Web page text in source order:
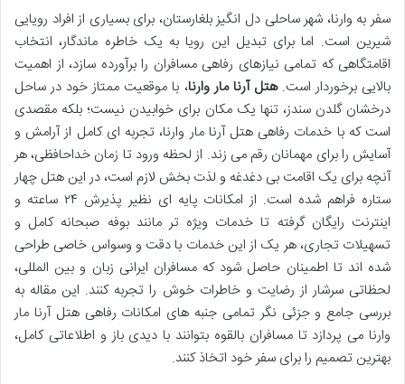
سفر به وارنا، شهر ساحلی دل انگیز بلغارستان، برای بسیاری از افراد رویایی
شیرین است. اما برای تبدیل این رویا به یک خاطره ماندگار، انتخاب
اقامتگاهی که تمامی نیازهای رفاهی مسافران را برآورده سازد، از اهمیت
بالایی برخوردار است.هتل آرنا مار وارنا، با موقعیت ممتاز خود در ساحل
درخشان گلدن سندز، تنها یک مکان برای خوابیدن نیست؛ بلکه مقصدی
است که با خدمات رفاهی هتل آرنا مار وارنا، تجربه ای کامل از آرامش و
آسایش را برای مهمانان رقم می زند. از لحظه ورود تا زمان خداحافظی، هر
آنچه برای یک اقامت بی دغدغه و لذت بخش لازم است، در این هتل چهار
ستاره فراهم شده است. از امکانات پایه ای نظیر پذیرش ۲۴ ساعته و
اینترنت رایگان گرفته تا خدمات ویژه تر مانند بوفه صبحانه کامل و
تسهیلات تجاری، هر یک از این خدمات با دقت و وسواس خاصی طراحی
شده اند تا اطمینان حاصل شود که مسافران ایرانی زبان و بین المللی،
لحظاتی سرشار از رضایت و خاطرات خوش را تجربه کنند. این مقاله به
بررسی جامع و جزئی نگر تمامی جنبه های امکانات رفاهی هتل آرنا مار
وارنا می پردازد تا مسافران بالقوه بتوانند با دیدی باز و اطلاعاتی کامل،
بهترین تصمیم را برای سفر خود اتخاذ کنند.